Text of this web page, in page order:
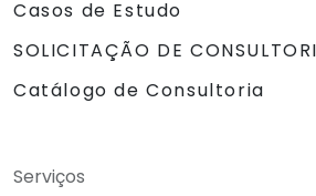
Casos de Estudo
SOLICITAÇÃO DE
Catálogo de Consultoria
Serviços